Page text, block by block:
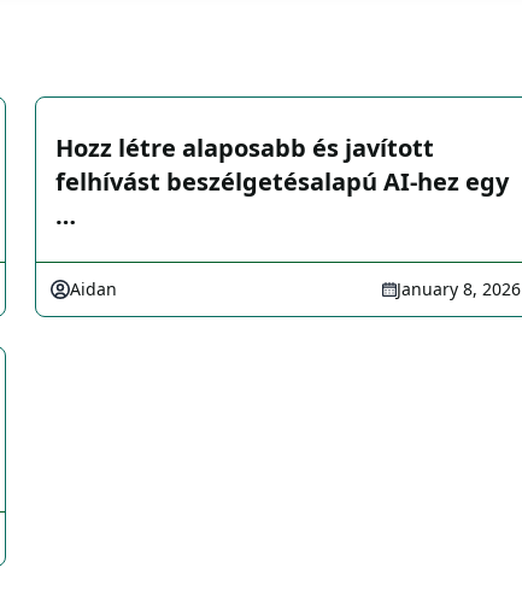
Hozz létre alaposabb és javított
felhívást beszélgetésalapú AI-hez egy
…
Aidan January 8, 2026